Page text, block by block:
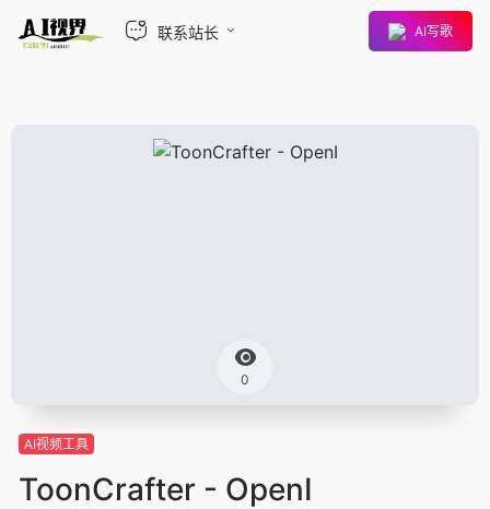
联系站长 AI写歌
0
AI视频工具
ToonCrafter - OpenI